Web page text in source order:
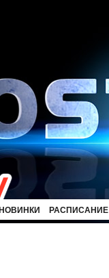
НОВИНКИ РАСПИСАНИЕ